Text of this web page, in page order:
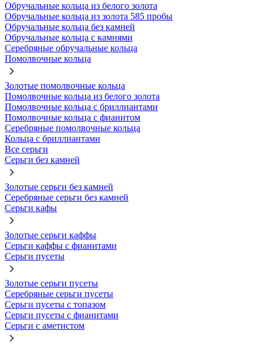
Обручальные кольца из белого золота
Обручальные кольца из золота 585 пробы
Обручальные кольца без камней
Обручальные кольца с камнями
Серебряные обручальные кольца
Помолвочные кольца
Золотые помолвочные кольца
Помолвочные кольца из белого золота
Помолвочные кольца с бриллиантами
Помолвочные кольца с фианитом
Серебряные помолвочные кольца
Кольца с бриллиантами
Все серьги
Серьги без камней
Золотые серьги без камней
Серебряные серьги без камней
Серьги кафы
Золотые серьги каффы
Серьги каффы с фианитами
Серьги пусеты
Золотые серьги пусеты
Серебряные серьги пусеты
Серьги пусеты с топазом
Серьги пусеты с фианитами
Серьги с аметистом